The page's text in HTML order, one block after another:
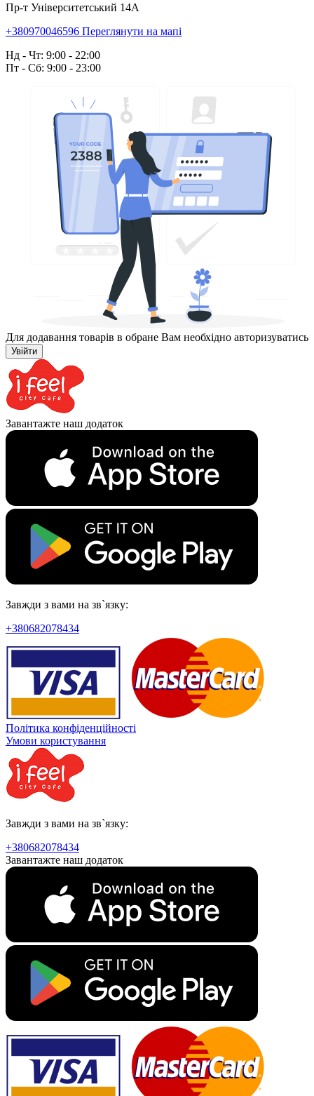
Пр-т Університетський 14А
+380970046596 Переглянути на мапі
Нд - Чт: 9:00 - 22:00
Пт - Сб: 9:00 - 23:00
Для додавання товарів в обране Вам необхідно авторизуватись
Увійти
Завантажте наш додаток
Завжди з вами на зв`язку:
+380682078434
Політика конфіденційності
Умови користування
Завжди з вами на зв`язку:
+380682078434
Завантажте наш додаток